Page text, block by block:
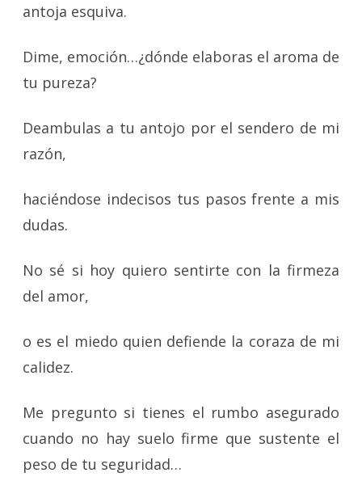
antoja esquiva.
Dime, emoción…¿dónde elaboras el aroma de
tu pureza?
Deambulas a tu antojo por el sendero de mi
razón,
haciéndose indecisos tus pasos frente a mis
dudas.
No sé si hoy quiero sentirte con la firmeza
del amor,
o es el miedo quien defiende la coraza de mi
calidez.
Me pregunto si tienes el rumbo asegurado
cuando no hay suelo firme que sustente el
peso de tu seguridad…